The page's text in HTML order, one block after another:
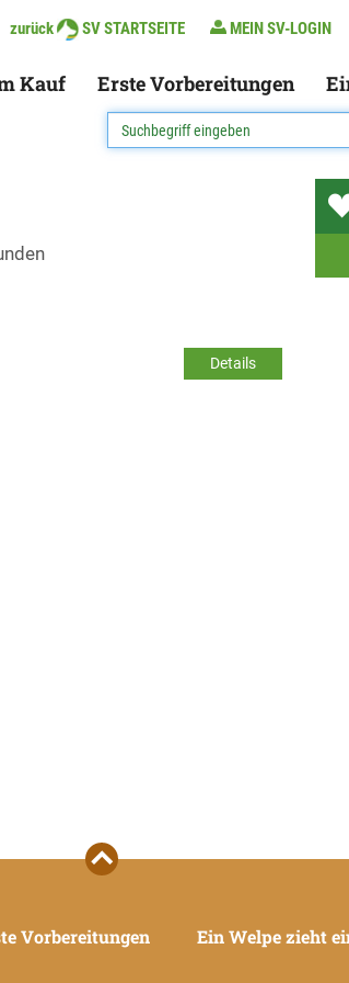
zurück SV STARTSEITE MEIN SV-LOGIN
Kauf Erste Vorbereitungen
Details
Vorbereitungen Ein Welpe zieht